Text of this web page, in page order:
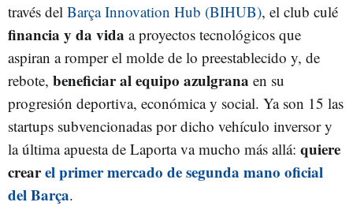
través del Barça Innovation Hub (BIHUB), el club culé
financia y da vida a proyectos tecnológicos que
aspiran a romper el molde de lo preestablecido y, de
rebote, beneficiar al equipo azulgrana en su
progresión deportiva, económica y social. Ya son 15 las
startups subvencionadas por dicho vehículo inversor y
la última apuesta de Laporta va mucho más allá: quiere
crearel primer mercado de segunda mano oficial
del Barça.